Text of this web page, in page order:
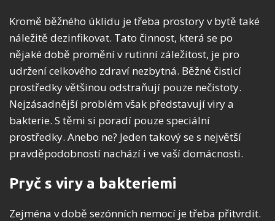
Kromě běžného úklidu je třeba prostory v bytě také
náležitě dezinfikovat. Tato činnost, která se po
nějaké době promění v rutinní záležitost, je pro
udržení celkového zdraví nezbytná. Běžné čisticí
prostředky většinou odstraňují pouze nečistoty.
Nejzásadnější problém však představují viry a
bakterie. S těmi si poradí pouze speciální
prostředky. Anebo ne? Jeden takový se s největší
pravděpodobností nachází i ve vaší domácnosti.
Pryč s viry a bakteriemi
Zejména v době sezónních nemocí je třeba přitvrdit.